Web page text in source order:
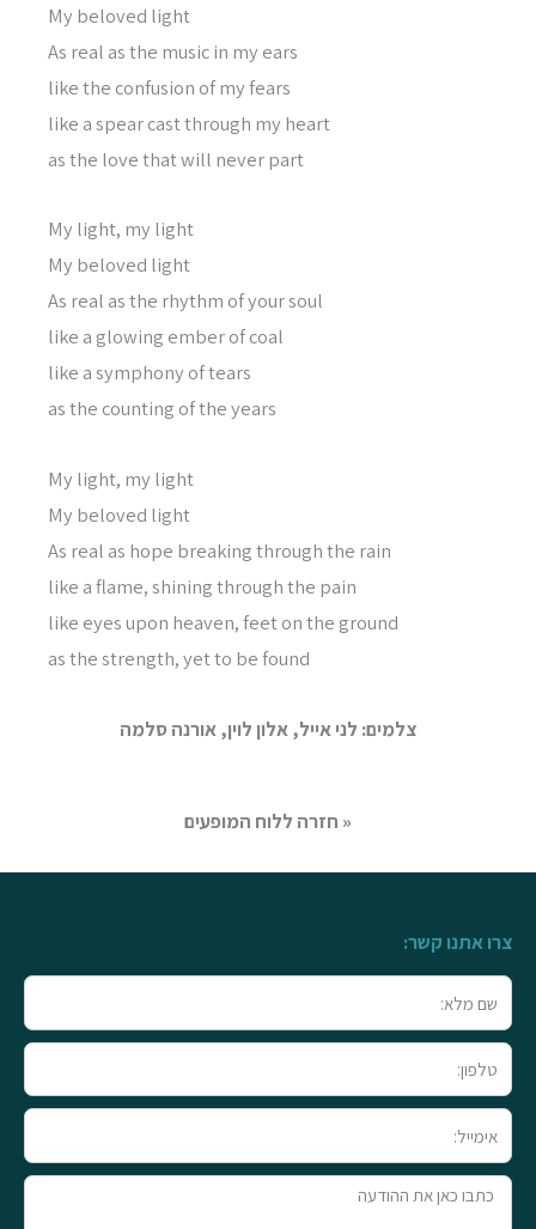
My beloved light
As real as the music in my ears
like the confusion of my fears
like a spear cast through my heart
as the love that will never part
My light, my light
My beloved light
As real as the rhythm of your soul
like a glowing ember of coal
like a symphony of tears
as the counting of the years
My light, my light
My beloved light
As real as hope breaking through the rain
like a flame, shining through the pain
like eyes upon heaven, feet on the ground
as the strength, yet to be found
צלמים: לני אייל, אלון לוין, אורנה סלמה
« חזרה ללוח המופעים
צרו אתנו קשר:
מלא
טלפון
טקסט